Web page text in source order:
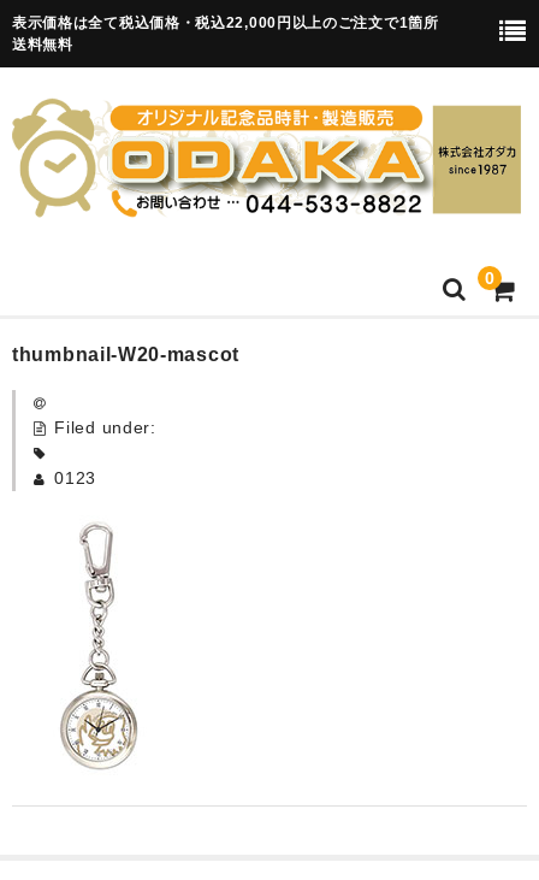
表示価格は全て税込価格・税込22,000円以上のご注文で1箇所
送料無料
0
HOME
卒園記念品
カード付フォトフレームクロック(集合)
目覚まし時計(集合＋個別)
メロディ時計(集合)
音声時計(集合)
目覚まし時計(個別)
お絵かきギャラリープラス(絵＋個別)
thumbnail-W20-mascot
Filed under:
0123